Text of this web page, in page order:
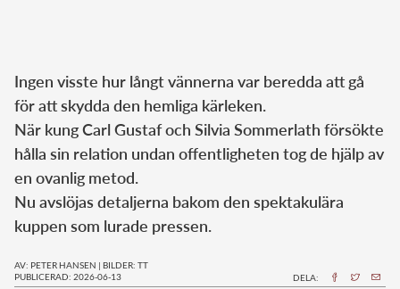
Ingen visste hur långt vännerna var beredda att gå
för att skydda den hemliga kärleken.
När kung Carl Gustaf och Silvia Sommerlath försökte
hålla sin relation undan offentligheten tog de hjälp av
en ovanlig metod.
Nu avslöjas detaljerna bakom den spektakulära
kuppen som lurade pressen.
AV: PETER HANSEN | BILDER: TT
PUBLICERAD: 2026-06-13
DELA: